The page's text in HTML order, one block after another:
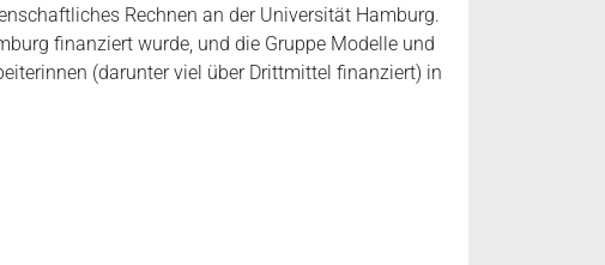
Rechnen an der Universität Hamburg.
finanziert wurde, und die Gruppe Modelle und
(darunter viel über Drittmittel finanziert) in